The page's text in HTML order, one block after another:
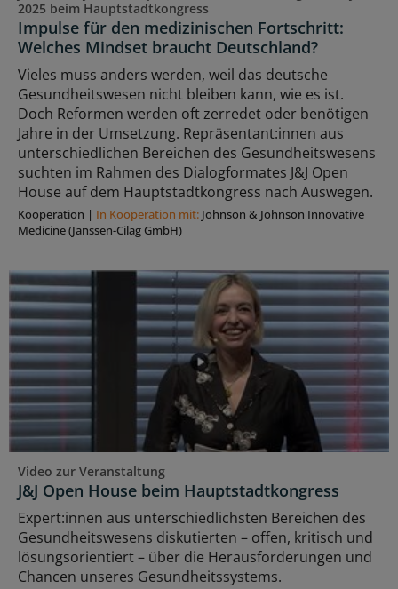
2025 beim Hauptstadtkongress
Impulse für den medizinischen Fortschritt:
Welches Mindset braucht Deutschland?
Vieles muss anders werden, weil das deutsche
Gesundheitswesen nicht bleiben kann, wie es ist.
Doch Reformen werden oft zerredet oder benötigen
Jahre in der Umsetzung. Repräsentant:innen aus
unterschiedlichen Bereichen des Gesundheitswesens
suchten im Rahmen des Dialogformates J&J Open
House auf dem Hauptstadtkongress nach Auswegen.
Kooperation | In Kooperation mit: Johnson & Johnson Innovative
Medicine (Janssen-Cilag GmbH)
Video zur Veranstaltung
J&J Open House beim Hauptstadtkongress
Expert:innen aus unterschiedlichsten Bereichen des
Gesundheitswesens diskutierten – offen, kritisch und
lösungsorientiert – über die Herausforderungen und
Chancen unseres Gesundheitssystems.